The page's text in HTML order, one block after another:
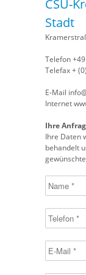
CSU-
Stadt
Telefon
Telefax +
E-Mail
Internet
Ihre
Ihre Daten
behandelt